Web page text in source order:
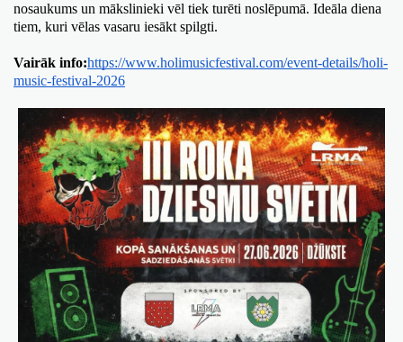
nosaukums un mākslinieki vēl tiek turēti noslēpumā. Ideāla diena
tiem, kuri vēlas vasaru iesākt spilgti.
Vairāk info:https://www.holimusicfestival.com/event-details/holi-
music-festival-2026